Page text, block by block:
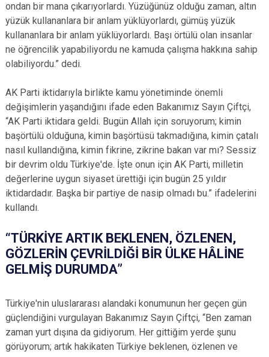
ondan bir mana çıkarıyorlardı. Yüzüğünüz olduğu zaman, altın
yüzük kullananlara bir anlam yüklüyorlardı, gümüş yüzük
kullananlara bir anlam yüklüyorlardı. Başı örtülü olan insanlar
ne öğrencilik yapabiliyordu ne kamuda çalışma hakkına sahip
olabiliyordu.” dedi.
AK Parti iktidarıyla birlikte kamu yönetiminde önemli
değişimlerin yaşandığını ifade eden Bakanımız Sayın Çiftçi,
“AK Parti iktidara geldi. Bugün Allah için soruyorum; kimin
başörtülü olduğuna, kimin başörtüsü takmadığına, kimin çatalı
nasıl kullandığına, kimin fikrine, zikrine bakan var mı? Sessiz
bir devrim oldu Türkiye'de. İşte onun için AK Parti, milletin
değerlerine uygun siyaset ürettiği için bugün 25 yıldır
iktidardadır. Başka bir partiye de nasip olmadı bu.” ifadelerini
kullandı.
“TÜRKİYE ARTIK BEKLENEN, ÖZLENEN,
GÖZLERİN ÇEVRİLDİĞİ BİR ÜLKE HÂLİNE
GELMİŞ DURUMDA”
Türkiye'nin uluslararası alandaki konumunun her geçen gün
güçlendiğini vurgulayan Bakanımız Sayın Çiftçi, “Ben zaman
zaman yurt dışına da gidiyorum. Her gittiğim yerde şunu
görüyorum; artık hakikaten Türkiye beklenen, özlenen ve